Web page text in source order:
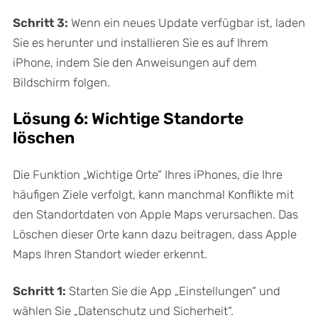
Schritt 3: Wenn ein neues Update verfügbar ist, laden
Sie es herunter und installieren Sie es auf Ihrem
iPhone, indem Sie den Anweisungen auf dem
Bildschirm folgen.
Lösung 6: Wichtige Standorte
löschen
Die Funktion „Wichtige Orte“ Ihres iPhones, die Ihre
häufigen Ziele verfolgt, kann manchmal Konflikte mit
den Standortdaten von Apple Maps verursachen. Das
Löschen dieser Orte kann dazu beitragen, dass Apple
Maps Ihren Standort wieder erkennt.
Schritt 1: Starten Sie die App „Einstellungen“ und
wählen Sie „Datenschutz und Sicherheit“.